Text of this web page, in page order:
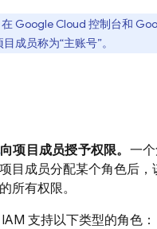
在 Google Cloud 控制台和
成员称为“主账号”。
向项目成员授予权限。 一
目成员分配某个角色后，
所有权限。
支持以下类型的角色：